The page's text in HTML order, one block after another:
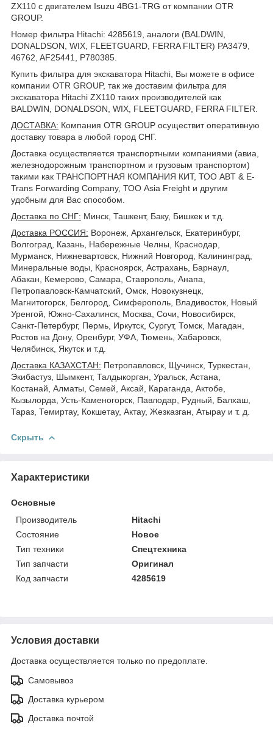
ZX110 с двигателем Isuzu 4BG1-TRG от компании OTR
GROUP.
Номер фильтра Hitachi: 4285619, аналоги (BALDWIN,
DONALDSON, WIX, FLEETGUARD, FERRA FILTER) PA3479,
46762, AF25441, P780385.
Купить фильтра для экскаватора Hitachi, Вы можете в офисе
компании OTR GROUP, так же доставим фильтра для
экскаватора Hitachi ZX110 таких производителей как
BALDWIN, DONALDSON, WIX, FLEETGUARD, FERRA FILTER.
ДОСТАВКА: Компания OTR GROUP осуществит оперативную
доставку товара в любой город СНГ.
Доставка осуществляется транспортными компаниями (авиа,
железнодорожным транспортном и грузовым транспортом)
такими как ТРАНСПОРТНАЯ КОМПАНИЯ КИТ, ТОО ABT & E-
Trans Forwarding Company, ТОО Asia Freight и другим
удобным для Вас способом.
Доставка по СНГ: Минск, Ташкент, Баку, Бишкек и т.д.
Доставка РОССИЯ: Воронеж, Архангельск, Екатеринбург,
Волгоград, Казань, Набережные Челны, Краснодар,
Мурманск, Нижневартовск, Нижний Новгород, Калининград,
Минеральные воды, Красноярск, Астрахань, Барнаул,
Абакан, Кемерово, Самара, Ставрополь, Анапа,
Петропавловск-Камчатский, Омск, Новокузнецк,
Магнитогорск, Белгород, Симферополь, Владивосток, Новый
Уренгой, Южно-Сахалинск, Москва, Сочи, Новосибирск,
Санкт-Петербург, Пермь, Иркутск, Сургут, Томск, Магадан,
Ростов на Дону, Оренбург, УФА, Тюмень, Хабаровск,
Челябинск, Якутск и т.д.
Доставка КАЗАХСТАН: Петропавловск, Щучинск, Туркестан,
Экибастуз, Шымкент, Талдыкорган, Уральск, Астана,
Костанай, Алматы, Семей, Аксай, Караганда, Актобе,
Кызылорда, Усть-Каменогорск, Павлодар, Рудный, Балхаш,
Тараз, Темиртау, Кокшетау, Актау, Жезказган, Атырау и т. д.
Скрыть
Характеристики
Основные
Производитель
Hitachi
Состояние
Новое
Тип техники
Спецтехника
Тип запчасти
Оригинал
Код запчасти
4285619
Условия доставки
Доставка осуществляется только по предоплате.
Самовывоз
Доставка курьером
Доставка почтой